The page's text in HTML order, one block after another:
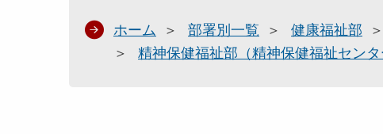
ホーム 部署別一覧 健康福祉部
精神保健福祉部（精神保健福祉センタ